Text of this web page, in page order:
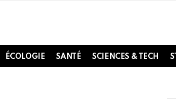
ÉCOLOGIE SANTÉ SCIENCES & TECH